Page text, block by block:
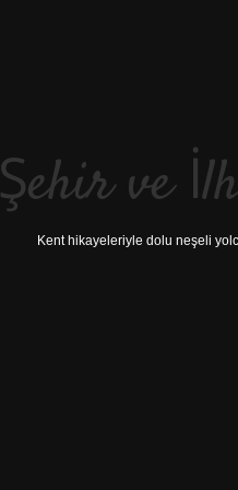
Şehir ve
Kent hikayeleriyle dolu neşeli